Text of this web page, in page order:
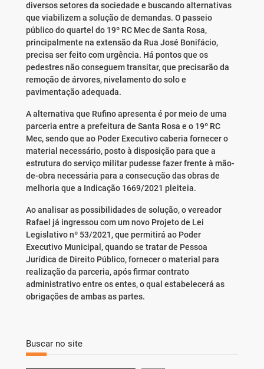
diversos setores da sociedade e buscando alternativas
que viabilizem a solução de demandas. O passeio
público do quartel do 19º RC Mec de Santa Rosa,
principalmente na extensão da Rua José Bonifácio,
precisa ser feito com urgência. Há pontos que os
pedestres não conseguem transitar, que precisarão da
remoção de árvores, nivelamento do solo e
pavimentação adequada.
A alternativa que Rufino apresenta é por meio de uma
parceria entre a prefeitura de Santa Rosa e o 19º RC
Mec, sendo que ao Poder Executivo caberia fornecer o
material necessário, posto à disposição para que a
estrutura do serviço militar pudesse fazer frente à mão-
de-obra necessária para a consecução das obras de
melhoria que a Indicação 1669/2021 pleiteia.
Ao analisar as possibilidades de solução, o vereador
Rafael já ingressou com um novo Projeto de Lei
Legislativo nº 53/2021, que permitirá ao Poder
Executivo Municipal, quando se tratar de Pessoa
Jurídica de Direito Público, fornecer o material para
realização da parceria, após firmar contrato
administrativo entre os entes, o qual estabelecerá as
obrigações de ambas as partes.
Buscar no site